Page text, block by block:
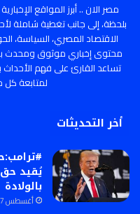
مصر الان .. أبرز المواقع
بلحظة، إلى جانب تغطية شاملة
الاقتصاد المصري، السياسة،
محتوى إخباري موثوق ومحدث
تساعد القارئ على فهم
لمتابعة
أخر التحديثات
يُقيد حق
بالولادة
أغسطس 7, 2026